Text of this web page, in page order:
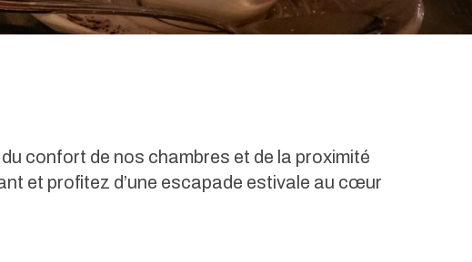
confort de nos chambres et de la proximité
et profitez d’une escapade estivale au cœur